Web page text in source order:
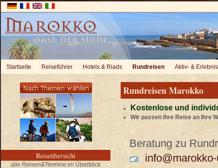
Startseite Reiseführer Hotels & Riads Rundreisen Aktiv- &
Reiseübersicht
alle Reisen&Termine im Überblick
Rundreisen Marokko
Kostenlose und
Wir passen Ihre Reise an Ihre
Beratung zu